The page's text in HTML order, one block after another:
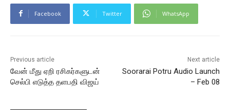
Facebook Twitter WhatsApp
Previous article
வேன் மீது ஏறி ரசிகர்களுடன்
செல்பி எடுத்த தளபதி விஜய்
Next article
Soorarai Potru Audio Launch
– Feb 08